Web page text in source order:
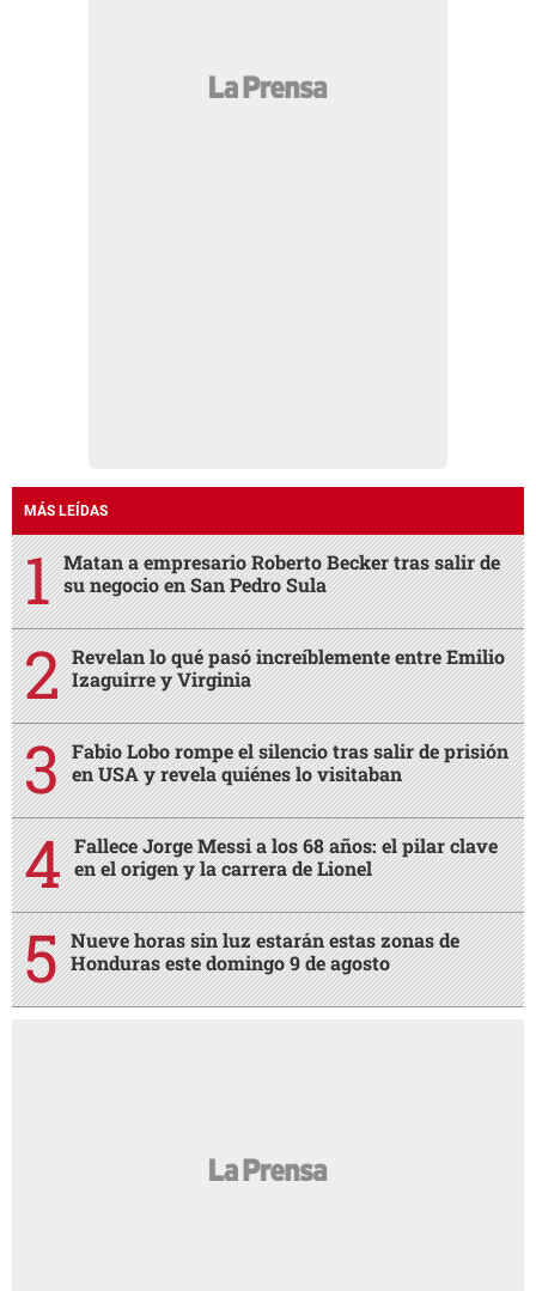
MÁS LEÍDAS
Matan a empresario Roberto Becker tras salir de
su negocio en San Pedro Sula
Revelan lo qué pasó increíblemente entre Emilio
Izaguirre y Virginia
Fabio Lobo rompe el silencio tras salir de prisión
en USA y revela quiénes lo visitaban
Fallece Jorge Messi a los 68 años: el pilar clave
en el origen y la carrera de Lionel
Nueve horas sin luz estarán estas zonas de
Honduras este domingo 9 de agosto